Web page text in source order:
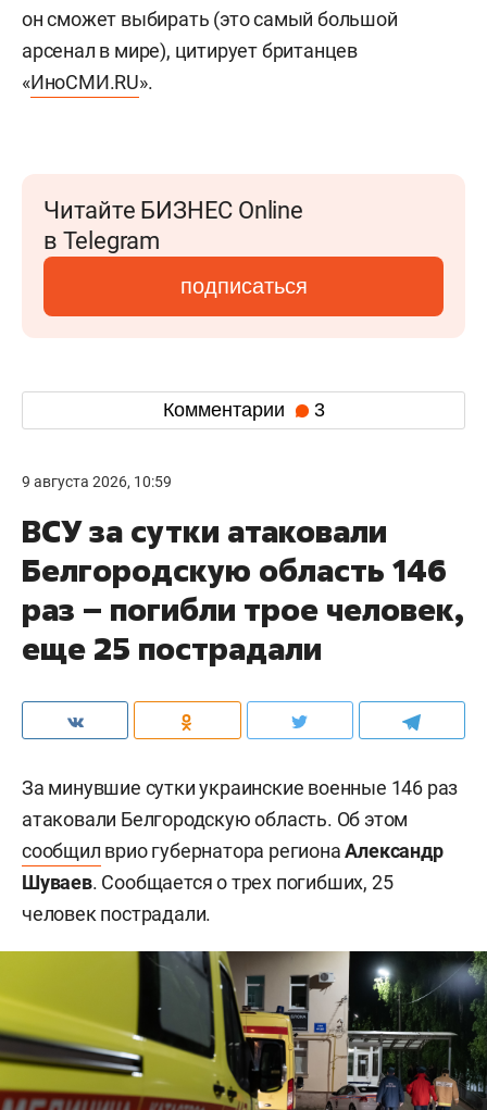
он сможет выбирать (это самый большой
арсенал в мире), цитирует британцев
«ИноСМИ.RU».
Читайте БИЗНЕС Online
в Telegram
подписаться
Комментарии 3
9 августа 2026, 10:59
ВСУ за сутки атаковали
Белгородскую область 146
раз – погибли трое человек,
еще 25 пострадали
За минувшие сутки украинские военные 146 раз
атаковали Белгородскую область. Об этом
сообщил врио губернатора регионаАлександр
Шуваев. Сообщается о трех погибших, 25
человек пострадали.